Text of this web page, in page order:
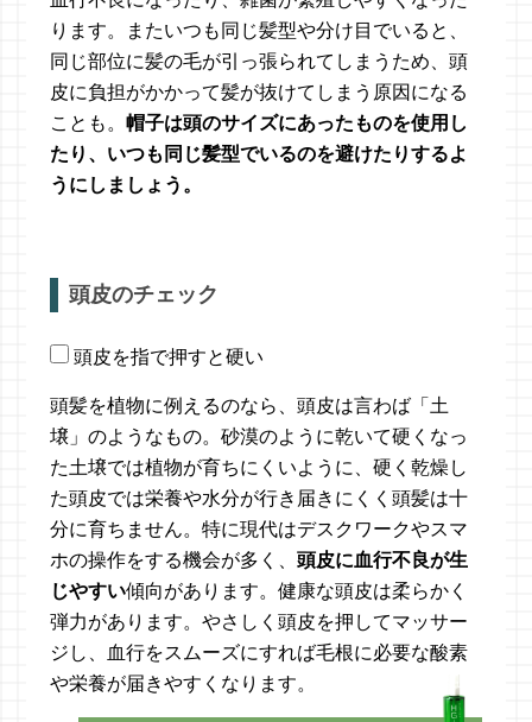
ります。またいつも同じ髪型や分け目でいると、
同じ部位に髪の毛が引っ張られてしまうため、頭
皮に負担がかかって髪が抜けてしまう原因になる
ことも。帽子は頭のサイズにあったものを使用し
たり、いつも同じ髪型でいるのを避けたりするよ
うにしましょう。
頭皮のチェック
頭皮を指で押すと硬い
頭髪を植物に例えるのなら、頭皮は言わば「土
壌」のようなもの。砂漠のように乾いて硬くなっ
た土壌では植物が育ちにくいように、硬く乾燥し
た頭皮では栄養や水分が行き届きにくく頭髪は十
分に育ちません。特に現代はデスクワークやスマ
ホの操作をする機会が多く、頭皮に血行不良が生
じやすい傾向があります。健康な頭皮は柔らかく
弾力があります。やさしく頭皮を押してマッサー
ジし、血行をスムーズにすれば毛根に必要な酸素
や栄養が届きやすくなります。